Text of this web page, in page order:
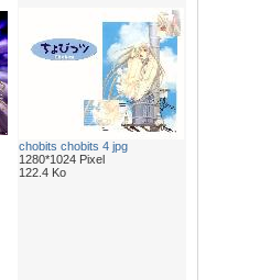
chobits chobits 4 jpg
1280*1024 Pixel
122.4 Ko